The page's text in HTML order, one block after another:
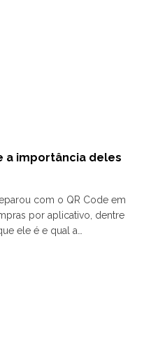
a importância deles
com o QR Code em
por aplicativo, dentre
ele é e qual a…